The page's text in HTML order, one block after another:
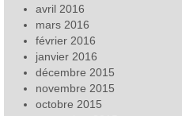
avril 2016
mars 2016
février 2016
janvier 2016
décembre 2015
novembre 2015
octobre 2015